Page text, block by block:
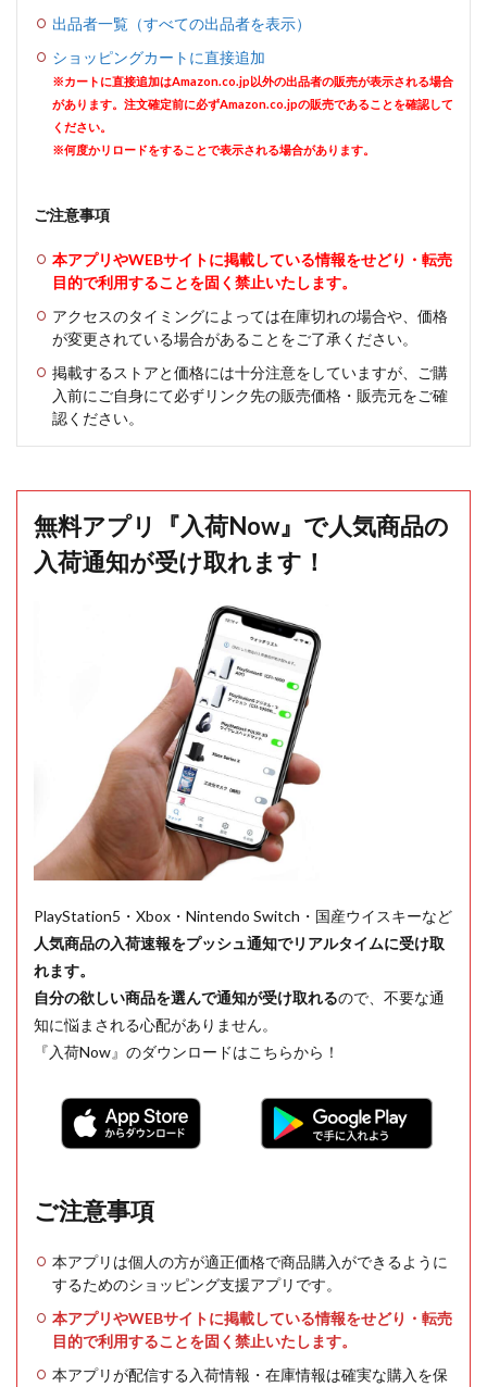
出品者一覧（すべての出品者を表示）
ショッピングカートに直接追加
※カートに直接追加はAmazon.co.jp以外の出品者の販売が表示される場合
があります。注文確定前に必ずAmazon.co.jpの販売であることを確認して
ください。
※何度かリロードをすることで表示される場合があります。
ご注意事項
本アプリやWEBサイトに掲載している情報をせどり・転売
目的で利用することを固く禁止いたします。
アクセスのタイミングによっては在庫切れの場合や、価格
が変更されている場合があることをご了承ください。
掲載するストアと価格には十分注意をしていますが、ご購
入前にご自身にて必ずリンク先の販売価格・販売元をご確
認ください。
無料アプリ『入荷Now』で人気商品の
入荷通知が受け取れます！
PlayStation5・Xbox・Nintendo Switch・国産ウイスキーなど
人気商品の入荷速報をプッシュ通知でリアルタイムに受け取
れます。
自分の欲しい商品を選んで通知が受け取れるので、不要な通
知に悩まされる心配がありません。
『入荷Now』のダウンロードはこちらから！
ご注意事項
本アプリは個人の方が適正価格で商品購入ができるように
するためのショッピング支援アプリです。
本アプリやWEBサイトに掲載している情報をせどり・転売
目的で利用することを固く禁止いたします。
本アプリが配信する入荷情報・在庫情報は確実な購入を保